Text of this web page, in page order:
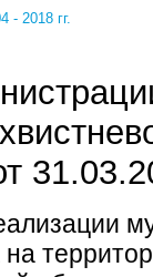
- 2018 гг.